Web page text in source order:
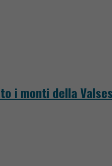
i monti della